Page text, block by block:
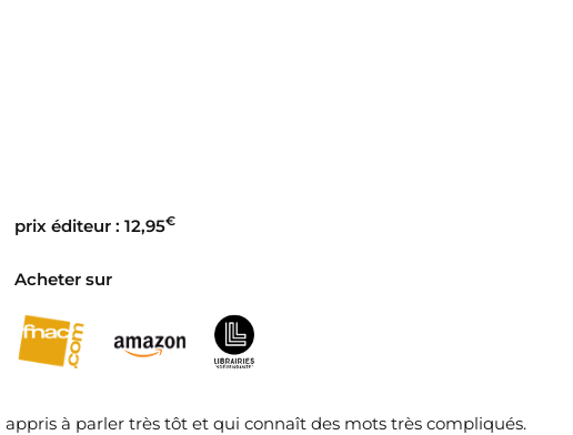
prix éditeur : 12,95€
Acheter sur
à parler très tôt et qui connaît des mots très compliqués.